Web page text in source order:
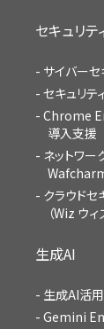
セキュリテ
サイバーセ
セキュリ
Chrome
導入支援
ネットワ
クラウドセ
（Wiz ウィ
生成AI
生成AI活
Gemini